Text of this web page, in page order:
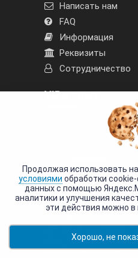
Написать нам
FAQ
Информация
Реквизиты
Сотрудничество
VIP отдых
Лучшие отели
Написать нам
ИП Зарипова Галия
ИНН: 782300178655
305781901300039
Продолжая использовать
условиями обработки
данных с помощью
аналитики и улучшения
эти действия можно в
Хорошо, не